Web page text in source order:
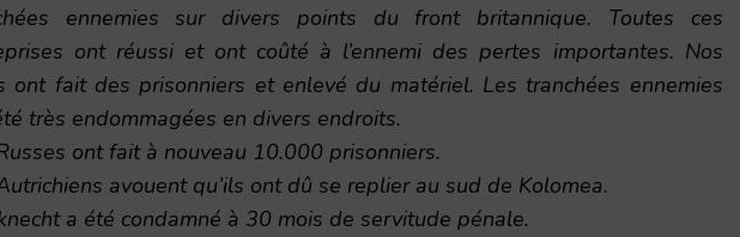
ennemies sur divers points du front britannique. Toutes ces
ont réussi et ont coûté à l’ennemi des pertes importantes. Nos
ont fait des prisonniers et enlevé du matériel. Les tranchées ennemies
très endommagées en divers endroits.
ont fait à nouveau 10.000 prisonniers.
avouent qu’ils ont dû se replier au sud de Kolomea.
a été condamné à 30 mois de servitude pénale.